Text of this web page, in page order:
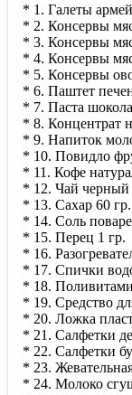
* 1. Галеты
* 2. Консервы
* 3. Консервы
* 4. Консервы
* 5. Консервы
* 6. Паштет
* 7. Паста
* 8. Концентрат
* 9. Напиток
* 10. Повидло
* 11. Кофе
* 12. Чай черный
* 13. Сахар 60 гр.
* 14. Соль
* 15. Перец 1 гр.
* 16.
* 17. Спички
* 18.
* 19. Средство
* 20. Ложка
* 21. Салфетки
* 22. Салфетки
* 23.
* 24. Молоко